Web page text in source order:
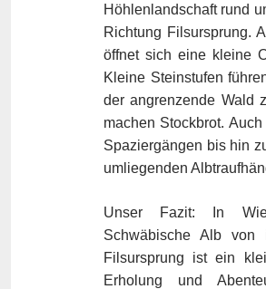
Höhlenlandschaft rund
Richtung Filsursprung.
öffnet sich eine kleine
Kleine Steinstufen
der angrenzende Wald
machen Stockbrot.
Spaziergängen bis hin
umliegenden
Unser Fazit: In
Schwäbische Alb von
Filsursprung ist ein
Erholung und